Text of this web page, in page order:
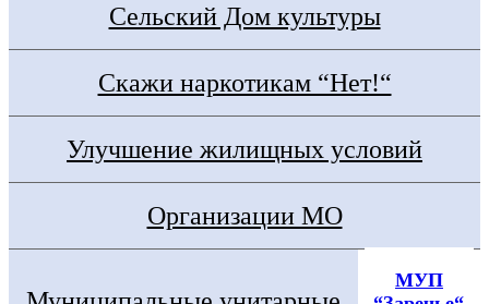
Сельский Дом культуры
Скажи наркотикам “Нет!“
Улучшение жилищных условий
Организации МО
МУП